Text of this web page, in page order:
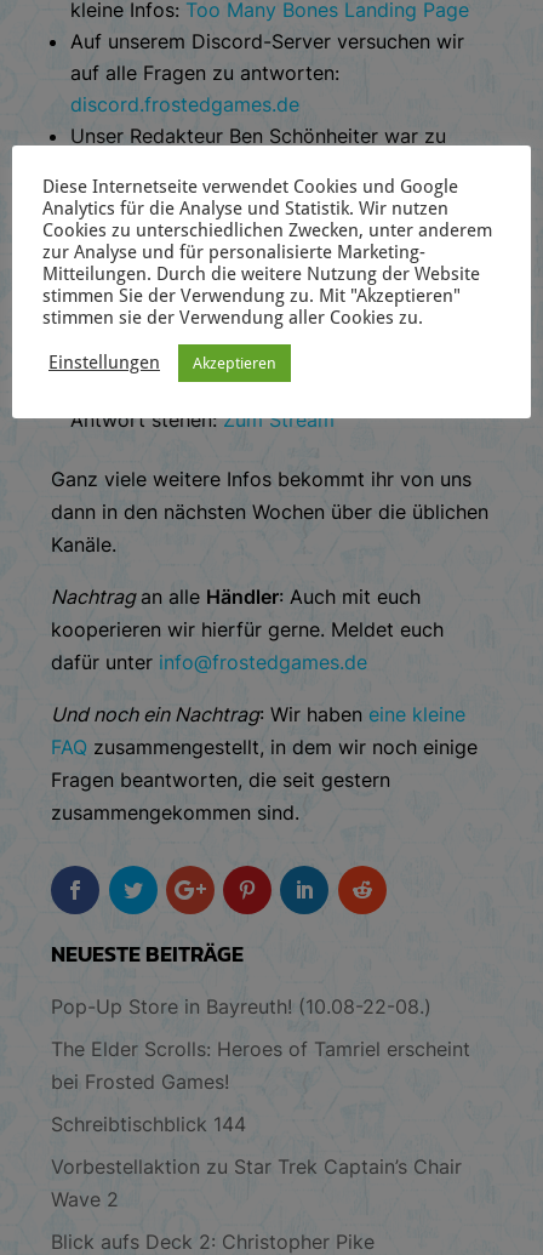
kleine Infos: Too Many Bones Landing Page
Auf unserem Discord-Server versuchen wir
auf alle Fragen zu antworten:
discord.frostedgames.de
Unser Redakteur Ben Schönheiter war zu
redet dort über unsere künftige
Zusammenarbeit mit Chip Theory Games:
Solo Manolo – Sonderfolge Knochenarbeit
Am Montag, den 30.05. um 12:00 Uhr gibt es
mal wieder unseren Schreibtisch-Blick
Stream, wo wir euch im Anschluss an das
reguläre Programm ausführlich Rede und
Antwort stehen:Zum Stream
Ganz viele weitere Infos bekommt ihr von uns
dann in den nächsten Wochen über die üblichen
Kanäle.
Nachtragan alle Händler: Auch mit euch
kooperieren wir hierfür gerne. Meldet euch
dafür unter info@frostedgames.de
Und noch ein Nachtrag: Wir haben eine kleine
FAQ zusammengestellt, in dem wir noch einige
Fragen beantworten, die seit gestern
zusammengekommen sind.
NEUESTE BEITRÄGE
Pop-Up Store in Bayreuth! (10.08-22-08.)
The Elder Scrolls: Heroes of Tamriel erscheint
bei Frosted Games!
Schreibtischblick 144
Vorbestellaktion zu Star Trek Captain’s Chair
Wave 2
Blick aufs Deck 2: Christopher Pike
Diese Internetseite verwendet Cookies und Google
Analytics für die Analyse und Statistik. Wir nutzen
Cookies zu unterschiedlichen Zwecken, unter anderem
zur Analyse und für personalisierte Marketing-
Mitteilungen. Durch die weitere Nutzung der Website
stimmen Sie der Verwendung zu. Mit "Akzeptieren"
stimmen sie der Verwendung aller Cookies zu.
Einstellungen Akzeptieren